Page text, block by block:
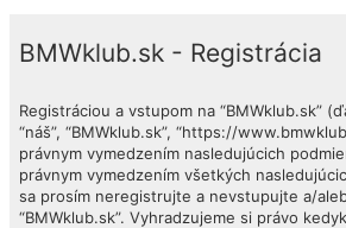
BMWklub.sk - Registrácia
Registráciou a vstupom na “BMWklub.sk”
“náš”, “BMWklub.sk”, “https://
právnym vymedzením nasledujúcich
právnym vymedzením všetkých
sa prosím neregistrujte a nevstupujte a/
“BMWklub.sk”. Vyhradzujeme si právo